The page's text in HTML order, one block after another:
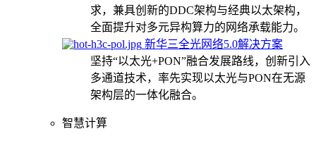
求，兼具创新的DDC架构与经典以太架构，
全面提升对多元异构算力的网络承载能力。
新华三全光网络5.0解决方案
坚持“以太光+PON”融合发展路线，创新引入
多通道技术，率先实现以太光与PON在无源
架构层的一体化融合。
智慧计算